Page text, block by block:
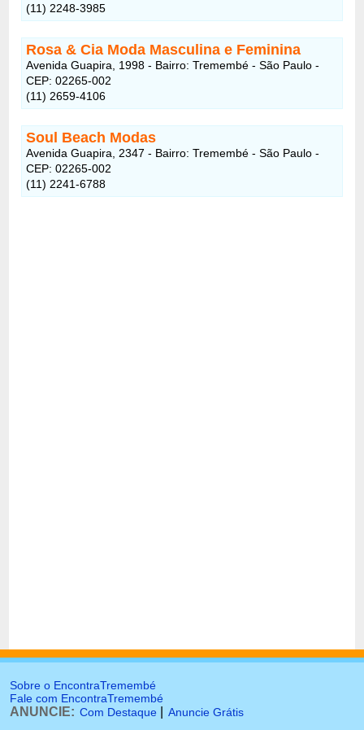
(11) 2248-3985
Rosa & Cia Moda Masculina e Feminina
Avenida Guapira, 1998 - Bairro: Tremembé - São Paulo -
CEP: 02265-002
(11) 2659-4106
Soul Beach Modas
Avenida Guapira, 2347 - Bairro: Tremembé - São Paulo -
CEP: 02265-002
(11) 2241-6788
Sobre o EncontraTremembé
Fale com EncontraTremembé
ANUNCIE: Com Destaque Anuncie Grátis